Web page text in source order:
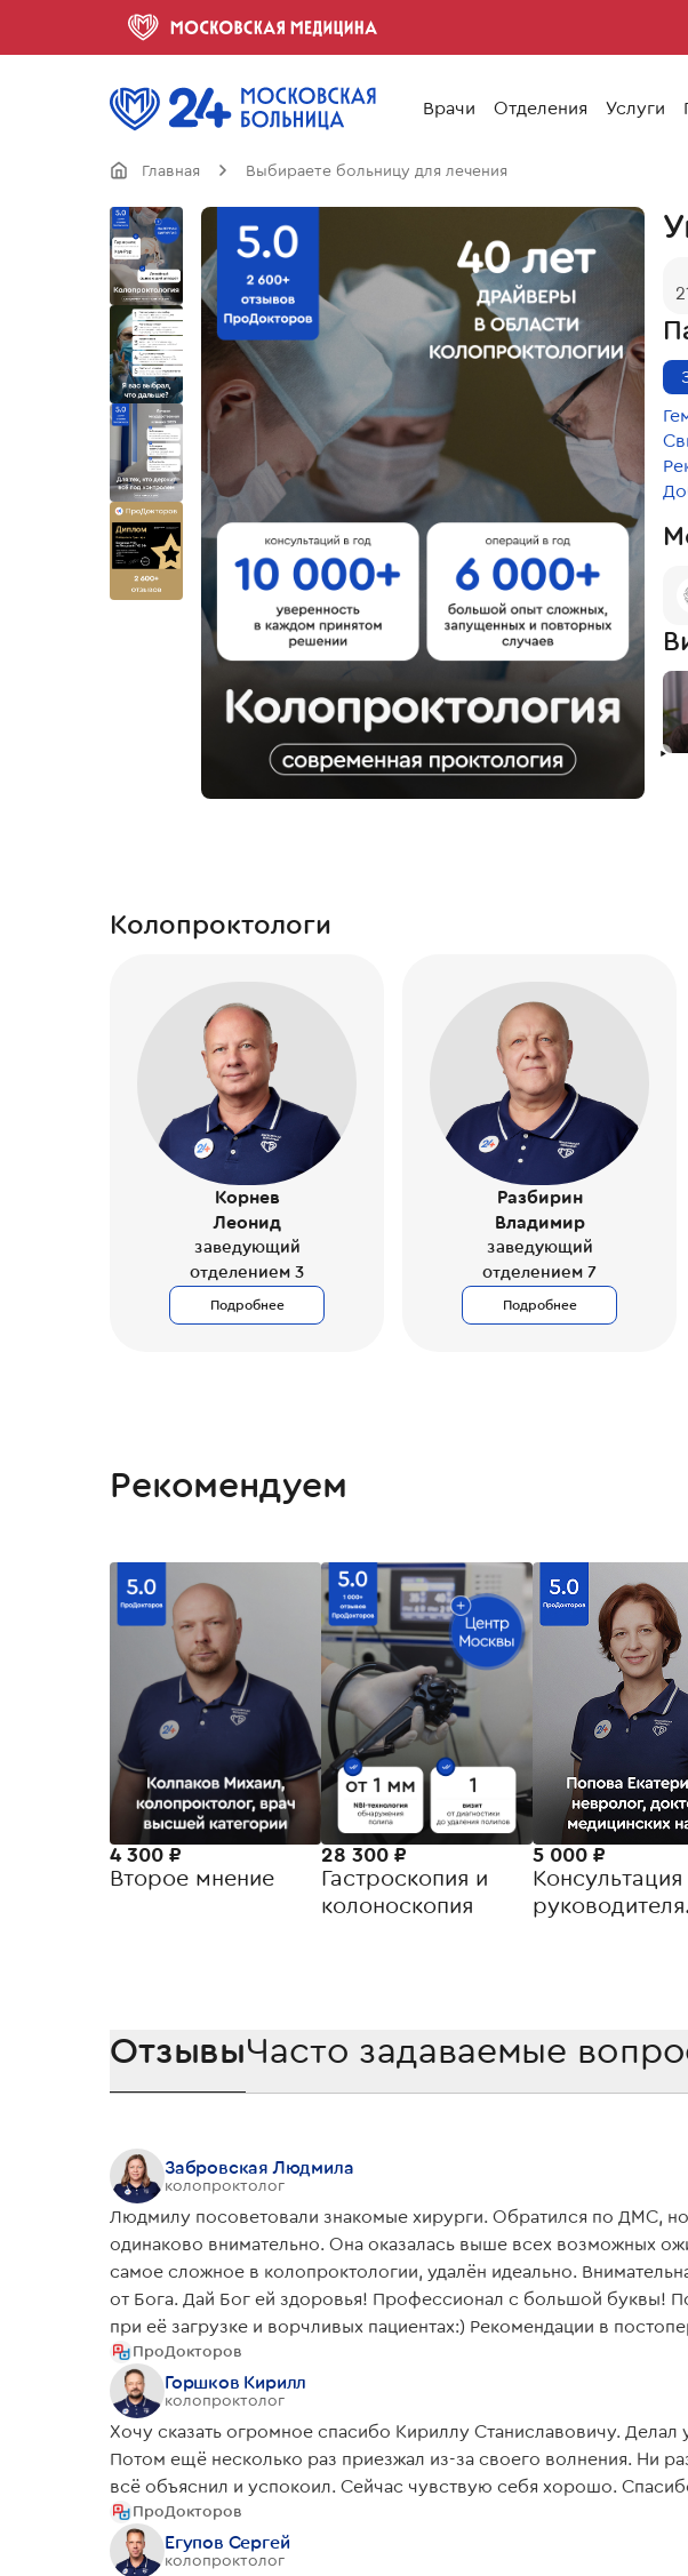
Врачи Отделения Услуги
Главная Выбираете больницу для лечения
Колопроктологи
Корнев
Леонид
заведующий
отделением 3
Подробнее
Разбирин
Владимир
заведующий
отделением 7
Подробнее
Рекомендуем
4 300 ₽
Второе мнение
28 300 ₽
Гастроскопия и
колоноскопия
5 000 ₽
Консультация
руководителя
заболеваний,
ОтзывыЧасто задаваемые
Забровская Людмила
колопроктолог
Людмилу посоветовали знакомые хирурги. Обратился по ДМС,
одинаково внимательно. Она оказалась выше всех возможных
самое сложное в колопроктологии, удалён идеально.
от Бога. Дай Бог ей здоровья! Профессионал с большой буквы!
при её загрузке и ворчливых пациентах:) Рекомендации в
ценны. Берегите её, и она сделает здоровыми множество
Нечего сказать отрицательного. Побольше бы таких врачей в
ПроДокторов
Горшков Кирилл
колопроктолог
Хочу сказать огромное спасибо Кириллу Станиславовичу.
Потом ещё несколько раз приезжал из-за своего волнения. Ни
всё объяснил и успокоил. Сейчас чувствую себя хорошо.
ПроДокторов
Егупов Сергей
колопроктолог